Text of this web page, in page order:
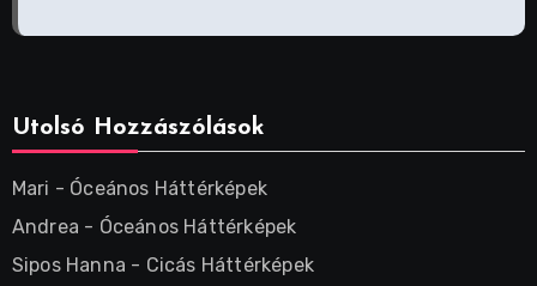
Utolsó Hozzászólások
Mari - Óceános Háttérképek
Andrea - Óceános Háttérképek
Sipos Hanna - Cicás Háttérképek